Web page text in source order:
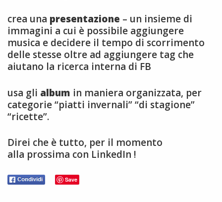
crea una presentazione – un insieme di
immagini a cui è possibile aggiungere
musica e decidere il tempo di scorrimento
delle stesse oltre ad aggiungere tag che
aiutano la ricerca interna di FB
usa gli album in maniera organizzata, per
categorie “piatti invernali” “di stagione”
“ricette”.
Direi che è tutto, per il momento
alla prossima con LinkedIn !
Save